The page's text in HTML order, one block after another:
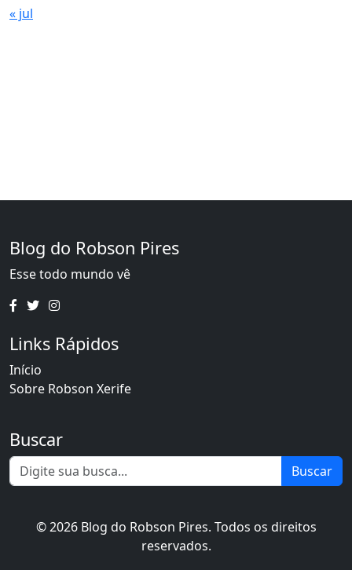
« jul
Blog do Robson Pires
Esse todo mundo vê
Links Rápidos
Início
Sobre Robson Xerife
Buscar
Buscar
© 2026 Blog do Robson Pires. Todos os direitos
reservados.